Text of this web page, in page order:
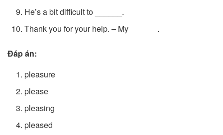
He’s a bit difficult to ______.
Thank you for your help. – My ______.
Đáp án:
pleasure
please
pleasing
pleased